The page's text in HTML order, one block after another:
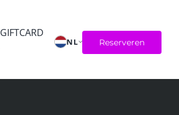
GIFTCARD
NL Reserveren